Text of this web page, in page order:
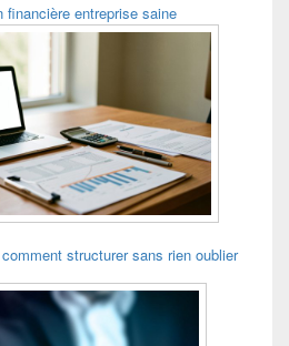
financière entreprise saine
structurer sans rien oublier